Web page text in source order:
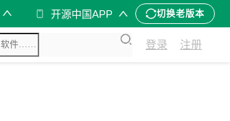
开源中国APP 切换老版本
登录 注册